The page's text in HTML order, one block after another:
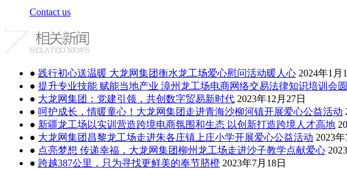
Contact us
● 践行初心送温暖 大龙网集团衡水龙工场爱心慰问活动暖人心 2024年1月
● 提升专业技能 赋能当地产业 漳州龙工场电商网络交易法律知识培训会
● 大龙网集团：党建引领，共创数字贸易新时代 2023年12月27日
● 呵护成长，情暖童心！大龙网集团走进青海沙柳河镇开展爱心公益活动
● 新疆龙工场以实训营造跨境电商氛围和生态 以创新打造跨境人才高地
● 大龙网集团昌黎龙工场走进朱各庄镇上庄小学开展爱心公益活动 2023年
● 点亮梦想 传递幸福，大龙网集团柳州龙工场走进沙子教学点献爱心
● 跨越387公里，只为寻找更鲜美的奉节脐橙 2023年7月18日